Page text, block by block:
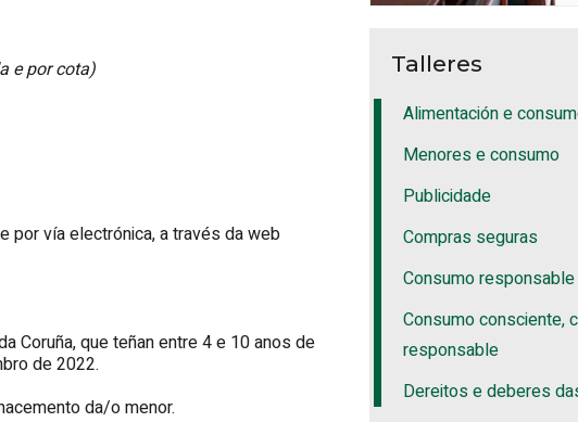
e por cota)
por vía electrónica, a través da web
Coruña, que teñan entre 4 e 10 anos de
de 2022.
da/o menor.
Talleres
Alimentación e
Menores e consumo
Publicidade
Compras seguras
Consumo
Consumo consciente,
responsable
Dereitos e deberes